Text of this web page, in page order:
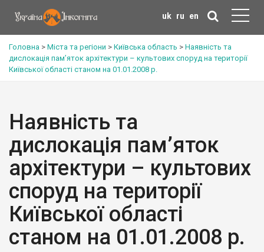
uk ru en
Головна > Міста та регіони > Київська область > Наявність та
дислокація пам’яток архітектури – культових споруд на території
Київської області станом на 01.01.2008 р.
Наявність та
дислокація пам’яток
архітектури – культових
споруд на території
Київської області
станом на 01.01.2008 р.